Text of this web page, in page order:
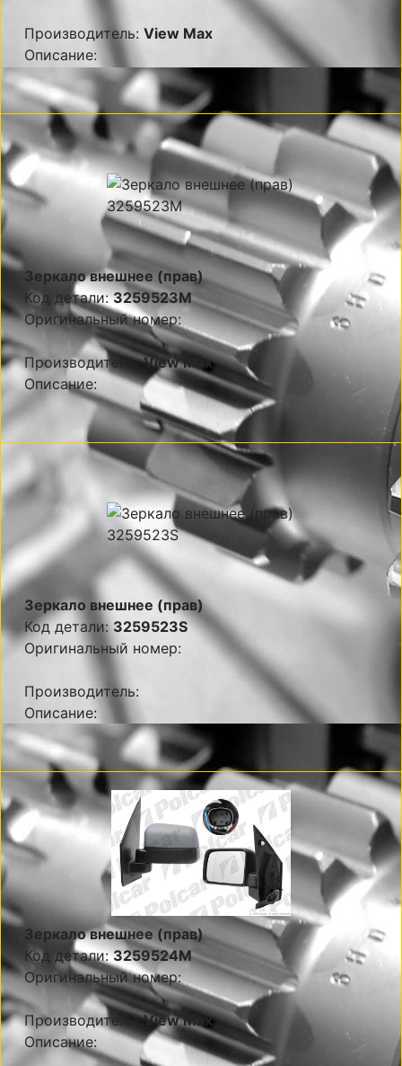
Производитель: View Max
Описание:
Зеркало внешнее (прав)
Код детали:3259523M
Оригинальный номер:
Производитель:View Max
Описание:
Зеркало внешнее (прав)
Код детали: 3259523S
Оригинальный номер:
Производитель:
Описание:
Зеркало внешнее (прав)
Код детали:3259524M
Оригинальный номер:
Производитель:View Max
Описание: